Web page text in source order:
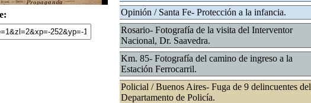
Opinión / Santa Fe- Protección a la infancia.
Rosario- Fotografía de la visita del Interventor
Nacional, Dr. Saavedra.
Km. 85- Fotografía del camino de ingreso a la
Estación Ferrocarril.
Policial / Buenos Aires- Fuga de 9 delincuentes del
Departamento de Policía.